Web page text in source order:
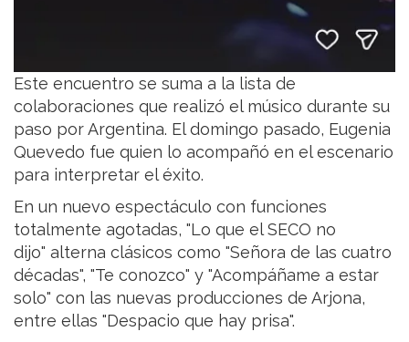
Este encuentro se suma a la lista de
colaboraciones que realizó el músico durante su
paso por Argentina. El domingo pasado, Eugenia
Quevedo fue quien lo acompañó en el escenario
para interpretar el éxito.
En un nuevo espectáculo con funciones
totalmente agotadas, "Lo que el SECO no
dijo" alterna clásicos como "Señora de las cuatro
décadas", "Te conozco" y "Acompáñame a estar
solo" con las nuevas producciones de Arjona,
entre ellas "Despacio que hay prisa".